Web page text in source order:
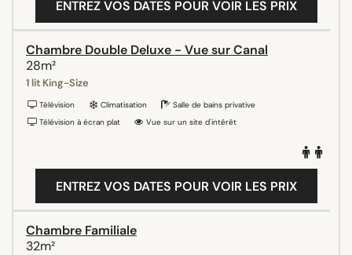
ENTREZ VOS DATES POUR VOIR LES PRIX
Chambre Double Deluxe - Vue sur Canal
28m²
1 lit King-Size
Télévision Climatisation
Salle de bains privative
Télévision à écran plat
Vue sur un site d'intérêt
ENTREZ VOS DATES POUR VOIR LES PRIX
Chambre Familiale
32m²